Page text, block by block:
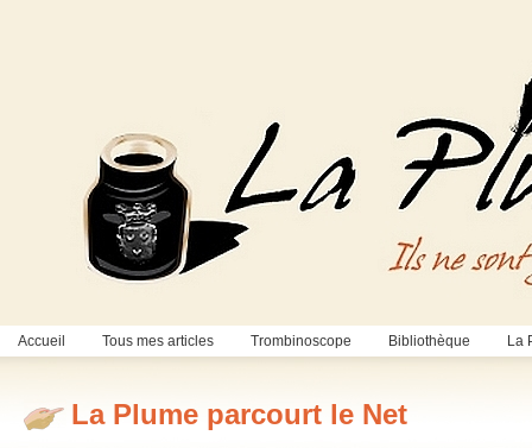
Accueil Tous mes articles Trombinoscope Bibliothèque La
La Plume parcourt le Net